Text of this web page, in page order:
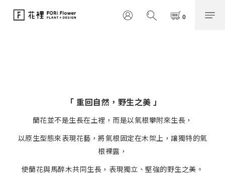
「 重回自然，野生之美 」
蘭花並不是生長在土裡， 而是以氣根攀附來生長，
以原生型態來表現花藝， 將氣根固定在木架上， 讓獨特的氣
根裸露，
使蘭花與馬醉木共同生長，表現獨立、堅強的野生之美。